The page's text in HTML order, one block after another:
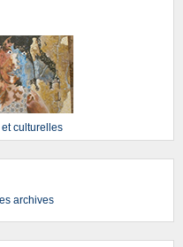
culturelles
archives